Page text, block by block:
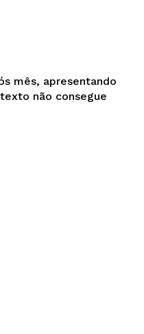
mês, apresentando
não consegue